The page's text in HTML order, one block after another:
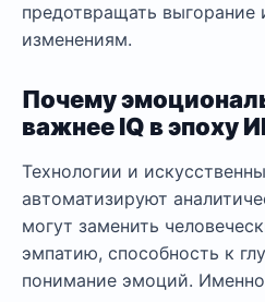
предотвращать выгорание
изменениям.
Почему
важнее IQ в эпоху
Технологии и
автоматизируют
могут заменить
эмпатию, способность к
понимание эмоций.